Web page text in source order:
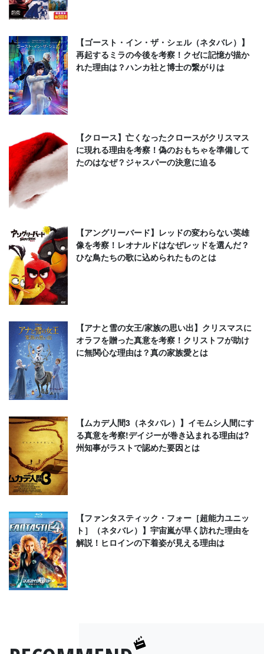
【ゴースト・イン・ザ・シェル（ネタバレ）】
再起するミラの今後を考察！クゼに記憶が描か
れた理由は？ハンカ社と博士の繋がりは
【クロース】亡くなったクロースがクリスマス
に現れる理由を考察！偽のおもちゃを準備して
たのはなぜ？ジャスパーの決意に迫る
【アングリーバード】レッドの変わらない英雄
像を考察！レオナルドはなぜレッドを選んだ？
ひな鳥たちの歌に込められたものとは
【アナと雪の女王/家族の思い出】クリスマスに
オラフを贈った真意を考察！クリストフが助け
に無関心な理由は？真の家族愛とは
【ムカデ人間3（ネタバレ）】イモムシ人間にす
る真意を考察!デイジーが巻き込まれる理由は?
州知事がラストで認めた要因とは
【ファンタスティック・フォー［超能力ユニッ
ト］（ネタバレ）】宇宙嵐が早く訪れた理由を
解説！ヒロインの下着姿が見える理由は